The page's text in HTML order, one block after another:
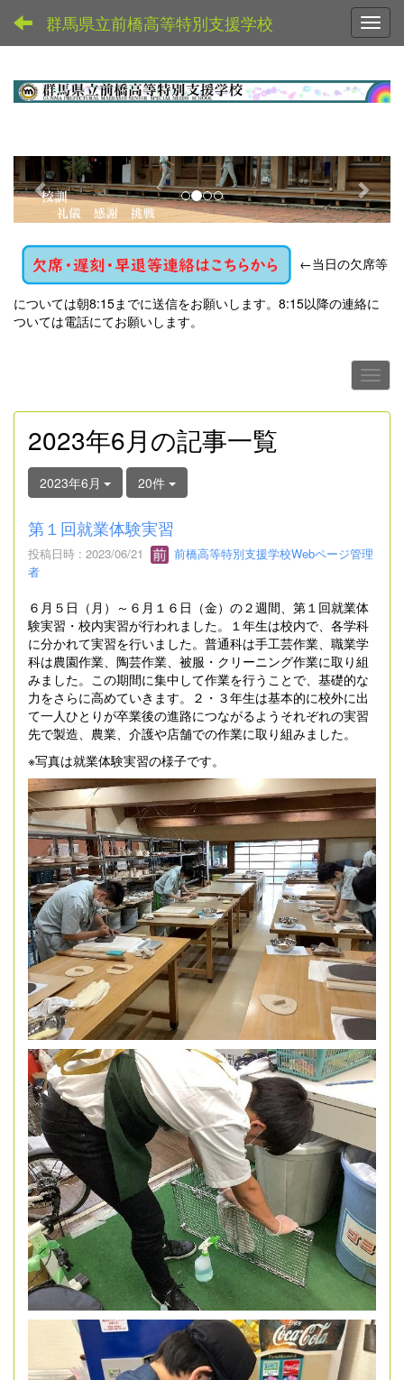
群馬県立前橋高等特別支援学校
p
r
e
v
i
o
u
n
e
x
←当日の欠席等
については朝8:15までに送信をお願いします。8:15以降の連絡に
ついては電話にてお願いします。
2023年6月の記事一覧
2023年6月 20件
第１回就業体験実習
投稿日時 : 2023/06/21
前橋高等特別支援学校Webページ管理
者
６月５日（月）～６月１６日（金）の２週間、第１回就業体
験実習・校内実習が行われました。１年生は校内で、各学科
に分かれて実習を行いました。普通科は手工芸作業、職業学
科は農園作業、陶芸作業、被服・クリーニング作業に取り組
みました。この期間に集中して作業を行うことで、基礎的な
力をさらに高めていきます。２・３年生は基本的に校外に出
て一人ひとりが卒業後の進路につながるようそれぞれの実習
先で製造、農業、介護や店舗での作業に取り組みました。
※写真は就業体験実習の様子です。